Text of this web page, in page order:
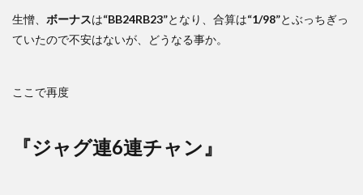
生憎、 ボーナスは“BB24RB23”となり、合算は“1/98”とぶっちぎっ
ていたので不安はないが、どうなる事か。
ここで再度
『ジャグ連6連チャン』